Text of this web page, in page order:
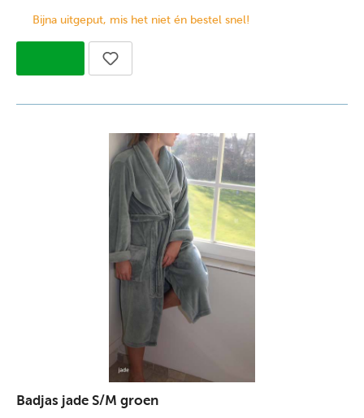
Bijna uitgeput, mis het niet én bestel snel!
Badjas jade S/M groen